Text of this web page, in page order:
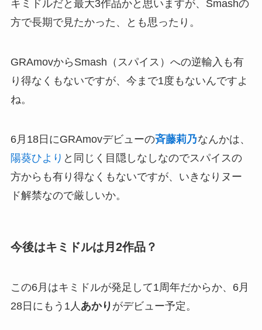
キミドルだと最大3作品かと思いますが、Smashの
方で長期で見たかった、とも思ったり。
GRAmovからSmash（スパイス）への逆輸入も有
り得なくもないですが、今まで1度もないんですよ
ね。
6月18日にGRAmovデビューの斉藤莉乃なんかは、
陽葵ひより と同じく目隠しなしなのでスパイスの
方からも有り得なくもないですが、いきなりヌー
ド解禁なので厳しいか。
今後はキミドルは月2作品？
この6月はキミドルが発足して1周年だからか、6月
28日にもう1人 あかり がデビュー予定。